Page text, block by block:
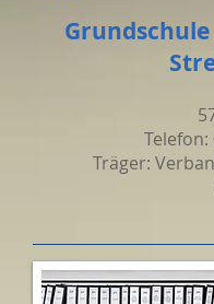
Grundschule
Telefon:
Träger: